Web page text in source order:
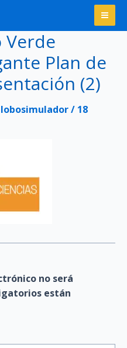
Verde
Plan de
(2)
lobosimulador/ 18
no será
están